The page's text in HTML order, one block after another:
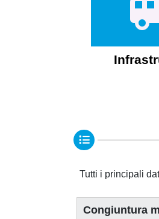
Tutti i principali
Congiuntura